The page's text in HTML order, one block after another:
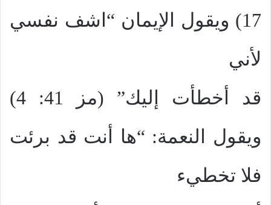
17) ويقول الإيمان “اشف نفسي
لأني
قد أخطأت إليك” (مز 41: 4)
ويقول النعمة: “ها أنت قد برئت
فلا تخطيء